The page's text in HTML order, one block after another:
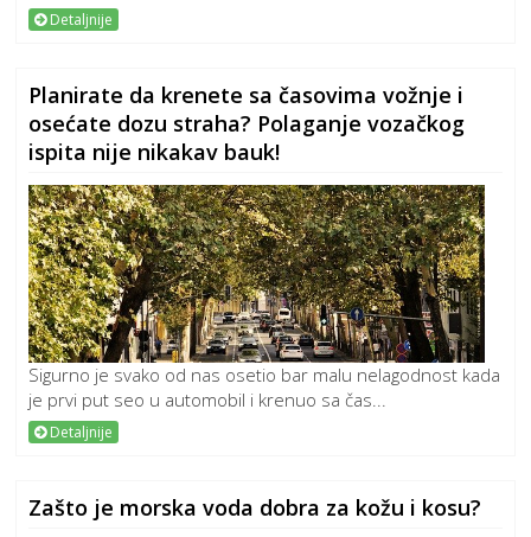
Detaljnije
Planirate da krenete sa časovima vožnje i
osećate dozu straha? Polaganje vozačkog
ispita nije nikakav bauk!
Sigurno je svako od nas osetio bar malu nelagodnost kada
je prvi put seo u automobil i krenuo sa čas...
Detaljnije
Zašto je morska voda dobra za kožu i kosu?